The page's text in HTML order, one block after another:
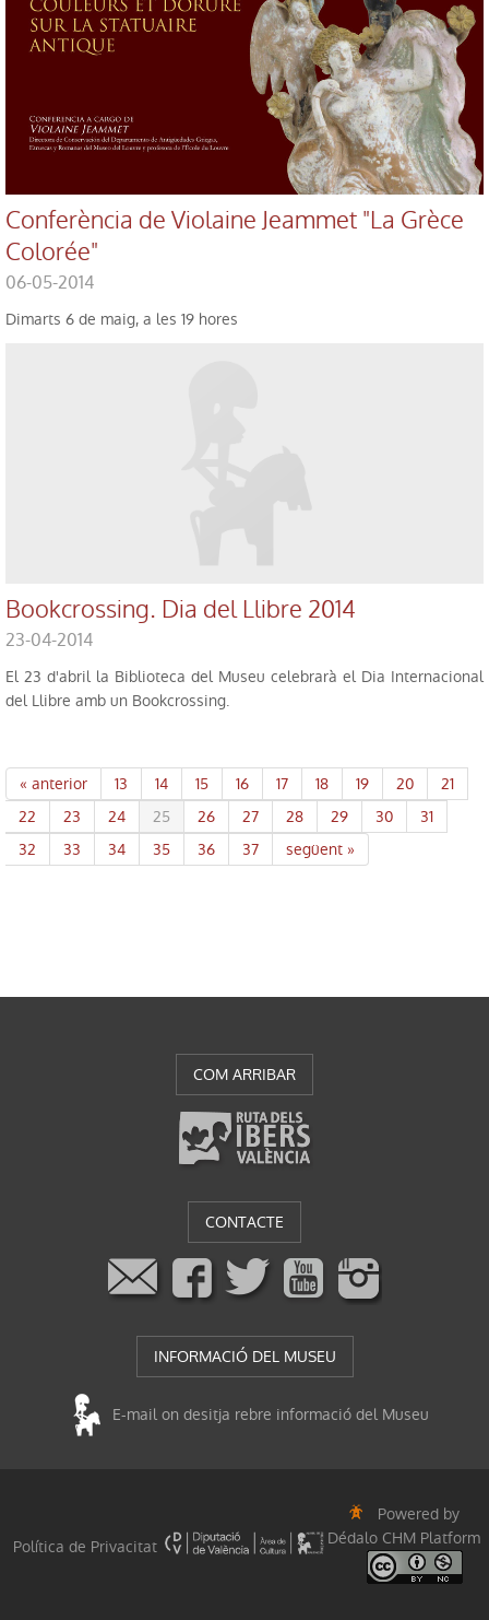
Conferència de Violaine Jeammet "La Grèce
Colorée"
06-05-2014
Dimarts 6 de maig, a les 19 hores
Bookcrossing. Dia del Llibre 2014
23-04-2014
El 23 d'abril la Biblioteca del Museu celebrarà el Dia Internacional
del Llibre amb un Bookcrossing.
« anterior 13 14 15 16 17 18 19 20
21
22
23 24 25 26 27 28 29 30
31
32
33 34 35 36 37 següent »
COM ARRIBAR
CONTACTE
INFORMACIÓ DEL MUSEU
E-mail on desitja rebre informació del Museu
Política de Privacitat
Powered by
Dédalo CHM Platform